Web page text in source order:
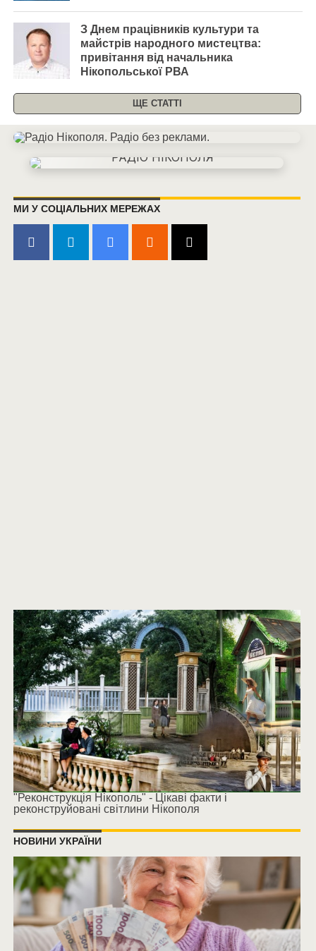
З Днем працівників культури та
майстрів народного мистецтва:
привітання від начальника
Нікопольської РВА
ЩЕ СТАТТІ
МИ У СОЦІАЛЬНИХ МЕРЕЖАХ
"Реконструкція Нікополь" - Цікаві факти і
реконструйовані світлини Нікополя
НОВИНИ УКРАЇНИ